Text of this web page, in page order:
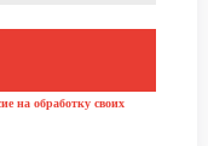
на обработку своих